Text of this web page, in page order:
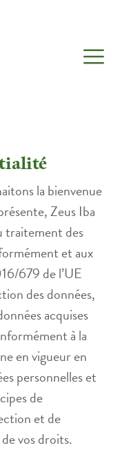
la bienvenue
Zeus Iba
traitement des
et aux
679 de l’UE
des données,
acquises
à la
en vigueur en
personnelles et
de
et de
vos droits.